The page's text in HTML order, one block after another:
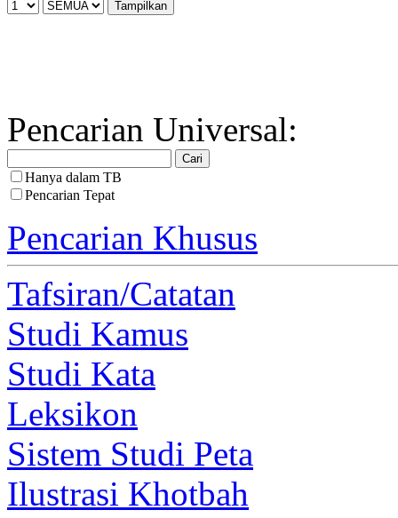
Pencarian Universal:
Hanya dalam TB
Pencarian Tepat
Pencarian Khusus
Tafsiran/Catatan
Studi Kamus
Studi Kata
Leksikon
Sistem Studi Peta
Ilustrasi Khotbah